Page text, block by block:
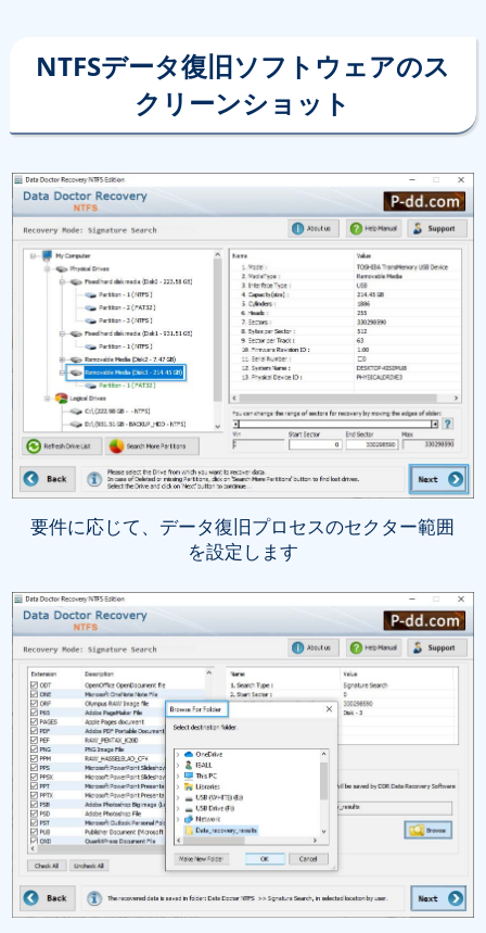
NTFSデータ復旧ソフトウェアのス
クリーンショット
要件に応じて、データ復旧プロセスのセクター範囲
を設定します